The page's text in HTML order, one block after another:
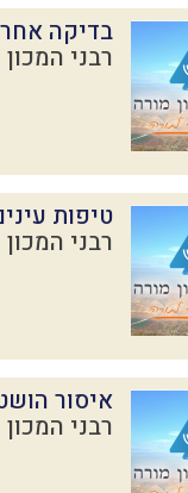
בדיקה
רבני המכון
טיפות
רבני המכון
איסור
רבני המכון